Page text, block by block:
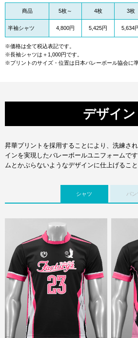
商品 5枚～ 4枚 3枚
半袖シャツ 4,800円 5,425円 5,634
※価格は全て税込表記です。
※長袖シャツは＋1,000円です。
※プリントのサイズ・位置は日本バレーボール協会に準
デザイン
昇華プリントを採用することにより、洗練さ
インを実現したバレーボールユニフォームで
ムとかぶらないようなデザインに仕上げること
シャツ パン